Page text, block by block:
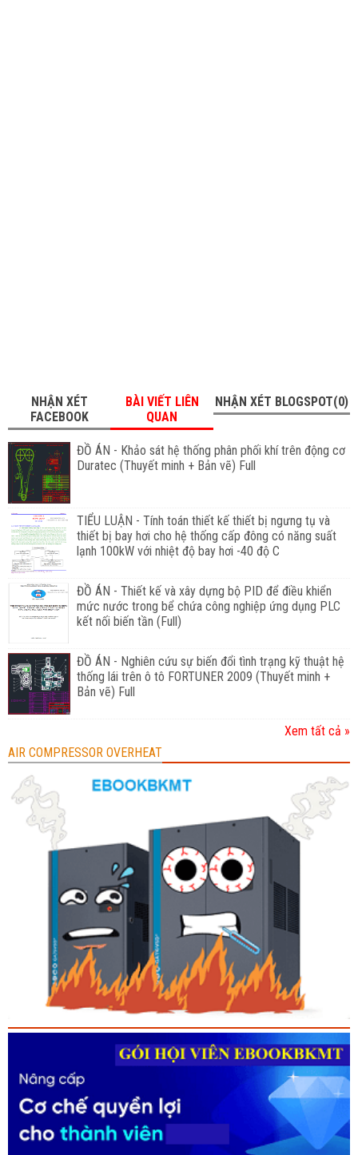
NHẬN XÉT
FACEBOOK
BÀI VIẾT LIÊN
QUAN
NHẬN XÉT BLOGSPOT(0)
ĐỒ ÁN - Khảo sát hệ thống phân phối khí trên động cơ
Duratec (Thuyết minh + Bản vẽ) Full
TIỂU LUẬN - Tính toán thiết kế thiết bị ngưng tụ và
thiết bị bay hơi cho hệ thống cấp đông có năng suất
lạnh 100kW với nhiệt độ bay hơi -40 độ C
ĐỒ ÁN - Thiết kế và xây dựng bộ PID để điều khiển
mức nước trong bể chứa công nghiệp ứng dụng PLC
kết nối biến tần (Full)
ĐỒ ÁN - Nghiên cứu sự biến đổi tình trạng kỹ thuật hệ
thống lái trên ô tô FORTUNER 2009 (Thuyết minh +
Bản vẽ) Full
Xem tất cả »
AIR COMPRESSOR OVERHEAT